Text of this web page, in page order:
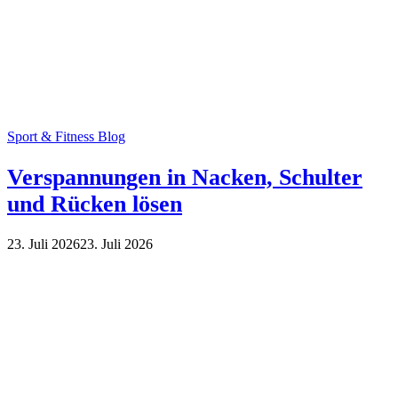
Sport & Fitness Blog
Verspannungen in Nacken, Schulter
und Rücken lösen
23. Juli 202623. Juli 2026